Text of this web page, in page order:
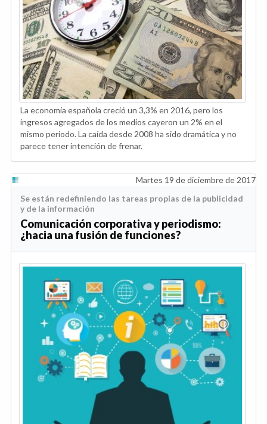
La economía española creció un 3,3% en 2016, pero los
ingresos agregados de los medios cayeron un 2% en el
mismo periodo. La caída desde 2008 ha sido dramática y no
parece tener intención de frenar.
Martes 19 de diciembre de 2017
Se están redefiniendo las tareas propias de la publicidad
y de la información
Comunicación corporativa y periodismo:
¿hacia una fusión de funciones?